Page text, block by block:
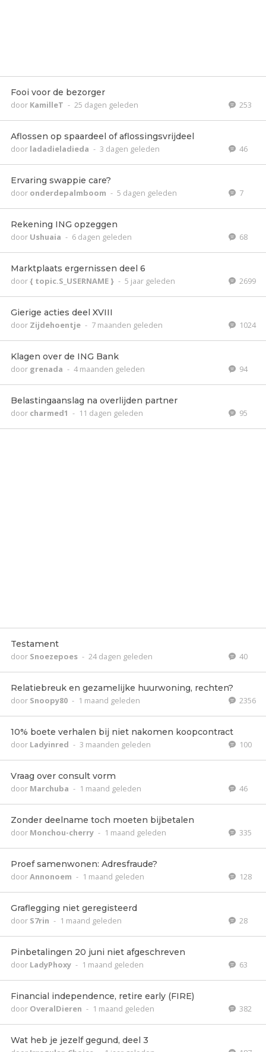
Fooi voor de bezorger
door KamilleT - 25 dagen geleden 253
Aflossen op spaardeel of aflossingsvrijdeel
door ladadieladieda - 3 dagen geleden 46
Ervaring swappie care?
door onderdepalmboom - 5 dagen geleden 7
Rekening ING opzeggen
door Ushuaia - 6 dagen geleden 68
Marktplaats ergernissen deel 6
door{ topic.S_USERNAME } - 5 jaar geleden 2699
Gierige acties deel XVIII
door Zijdehoentje - 7 maanden geleden 1024
Klagen over de ING Bank
door grenada - 4 maanden geleden 94
Belastingaanslag na overlijden partner
door charmed1 - 11 dagen geleden 95
Testament
door Snoezepoes - 24 dagen geleden 40
Relatiebreuk en gezamelijke huurwoning, rechten?
door Snoopy80 - 1 maand geleden 2356
10% boete verhalen bij niet nakomen koopcontract
door Ladyinred - 3 maanden geleden 100
Vraag over consult vorm
door Marchuba - 1 maand geleden 46
Zonder deelname toch moeten bijbetalen
door Monchou-cherry - 1 maand geleden 335
Proef samenwonen: Adresfraude?
doorAnnonoem - 1 maand geleden 128
Graflegging niet geregisteerd
door S7rin - 1 maand geleden 28
Pinbetalingen 20 juni niet afgeschreven
door LadyPhoxy - 1 maand geleden 63
Financial independence, retire early (FIRE)
door OveralDieren - 1 maand geleden 382
Wat heb je jezelf gegund, deel 3